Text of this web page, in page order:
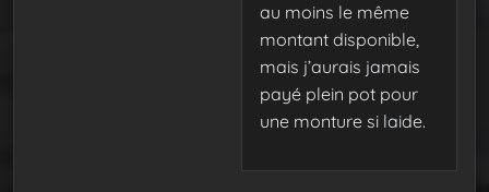
au moins le même
montant disponible,
mais j’aurais jamais
payé plein pot pour
une monture si laide.